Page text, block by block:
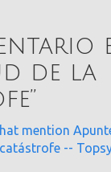
de la
”
mention
--